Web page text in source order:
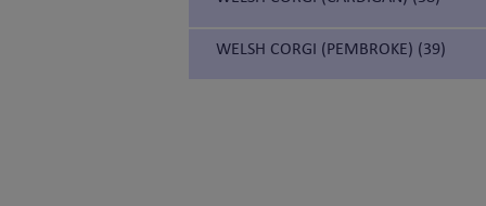
WELSH CORGI (PEMBROKE) (39)